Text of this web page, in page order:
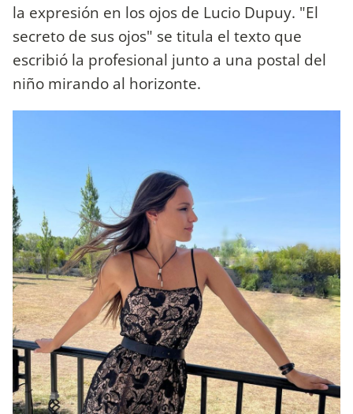
la expresión en los ojos de Lucio Dupuy. "El
secreto de sus ojos" se titula el texto que
escribió la profesional junto a una postal del
niño mirando al horizonte.